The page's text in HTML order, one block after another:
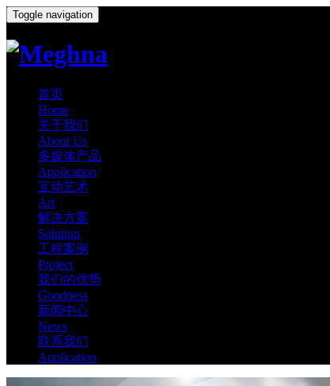
Toggle navigation
首页
Home
关于我们
About Us
多媒体产品
Application
互动艺术
Art
解决方案
Solution
工程案例
Project
我们的优势
Goodness
新闻中心
News
联系我们
Application